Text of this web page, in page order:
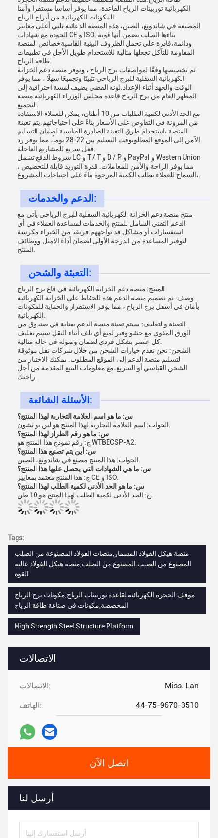
الاتصالات
الاتصالات: Miss. Lan
الهاتف: 44-75-9670-3510
اتصل الآن
أرسل لنا
الكهربائية توربينات الرياح القاعدة، مما يوفر أساسا مستقرا وآمنا
المصنعة في شاندونغ، الصين، هذه المنصة الدعائية تلبي أعلى معايير
الجودة مع شهادات CE و ISO. بناءها الصلب يضمن أنها قوية
ودائمة،قادرة على تحمل الظروف البيئية القاسيةخصائص المنصة
المقاومة للتآكل تجعلها مثالية للاستخدام طويل الأجل في تطبيقات
تم تخصيصها وفقًا لمواصفات برج الرياح ، وتوفر منصة دعم الخزانة
الكهربائية السفلية للبرج الرياحي تثبيتًا وتجميعًا سهلًا ، مما يوفر
الوقت والجهد أثناء الإعداد.لونه الفضي يضيف لمسة احترافية إلى
المظهر العام من برج الرياح قاعدة مجلس الوزراء الكهربائية منصة
مع الحد الأدنى لكمية الطلبات من 10 أطنان، يمكن للعملاء الاستفادة
من المرونة في التفاوض على الأسعار بناءً على احتياجاتهم.يتم تعبئة
المنصة باستخدام طرق التعبئة الصادرة القياسية لضمان التسليم
الآمن إلى الموقع المطلوبوقت التسليم بين 22-28 يوماً، مما يوفر رد
شروط الدفع تشمل LC و T / T و D / P و PayPal و Western Union
، مما يوفر الراحة والأمن للمعاملات. قدرة التوريد قابلة للتخصيص
الدعم والخدمات:
منتج منصة دعم الخزانة الكهربائية السفلية للبرج الرياحي يأتي مع
الدعم التقني الشامل للمنتج والخدمات لمساعدة العملاء في أي
استفسارات أو مشاكل قد تواجههم.فريقنا من الخبراء مكرسة
لتوفير المساعدة من الدرجة الأولى لضمان أداء الأمثل ووظائف
التعبئة والشحن:
المنتج: منصة دعم الخزانة الكهربائية في قاع برج الرياح
وصف: تم تصميم منصة الدعم هذه للحفاظ على الخزانة الكهربائية
بأمان في أسفل برج الرياح ، مما يوفر الاستقرار والحماية للمكونات
التعبئة والتغليف: سيتم تعبئة منصة الدعم بعناية في صندوق من
الورق المقوى مع حشو وفير لمنع أي تلف أثناء النقل.سيتم تغليف
الشحن: نحن نقدم خيارات الشحن من خلال شركات نقل موثوقة
لتسليم منصة الدعم إلى الموقع المطلوب. يمكنك الاختيار من
الشحن القياسي أو السريع،مع معلومات التتبع المقدمة من أجل
الأسئلة الشائعة:
س: ما هو اسم العلامة التجارية لهذا المنتج؟
س: ما هو رقم الطراز لهذا المنتج؟
ج: رقم نموذج هذا المنتج هو WTBECSP-A2.
س: أين يتم تصنيع هذا المنتج؟
س: ما هي الشهادات التي يحصل عليها هذا المنتج؟
ج: هذا المنتج معتمد بمعايير CE و ISO.
س: ما هو الحد الأدنى لكمية الطلب لهذا المنتج؟
Tags:
منصة هيكل الفولاذ المسمار,منصات الفولاذ المصنوعة من الصلب
المصنوع من الصلب المصنوع من الصلب,منصة هيكل الفولاذ عالية
القوة
موقف الحجرة الكهربائية لقاعدة توربينات الرياح,مكونات برج الرياح
المخصصة,مكونات في صناعة طاقة الرياح
High Strength Steel Structure Platform